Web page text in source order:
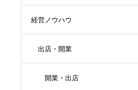
経営ノウハウ
出店・開業
開業・出店